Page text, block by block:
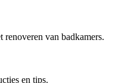
renoveren van badkamers.
en tips.